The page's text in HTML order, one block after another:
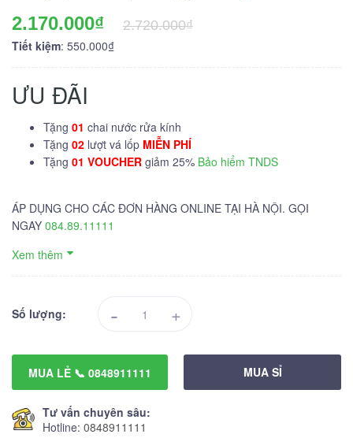
2.170.000₫
2.720.000₫
Tiết kiệm: 550.000₫
ƯU ĐÃI
Tặng 01 chai nước rửa kính
Tặng 02 lượt vá lốp MIỄN PHÍ
Tặng 01 VOUCHER giảm 25% Bảo hiểm TNDS
ÁP DỤNG CHO CÁC ĐƠN HÀNG ONLINE TẠI HÀ NỘI. GỌI
NGAY 084.89.11111
Xem thêm
Số lượng: - +
MUA LẺ 📞 0848911111 MUA SỈ
Tư vấn chuyên sâu:
Hotline: 0848911111